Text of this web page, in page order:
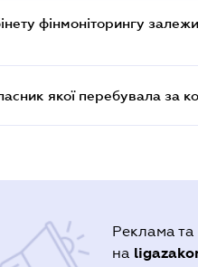
фінмоніторингу
якої перебувала за
Реклама та
на